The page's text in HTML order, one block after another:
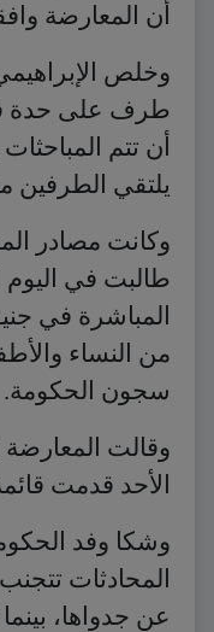
أن المعارضة
وخلص
طرف على حدة
أن تتم
يلتقي الطرفين
وكانت مصادر
طالبت في اليوم
من النساء
سجون الحكومة.
وقالت المعارضة
الأحد قدمت قائمة تضم 47
وشكا وفد
المحادثات
عن جدواها،